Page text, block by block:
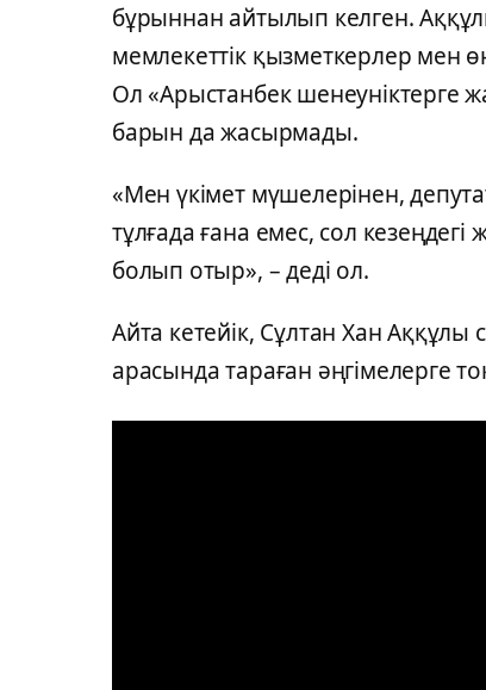
бұрыннан айтылып келген.
мемлекеттік қызметкерлер мен
Ол «Арыстанбек шенеуніктерге
барын да жасырмады.
«Мен үкімет мүшелерінен,
тұлғада ғана емес, сол
болып отыр», – деді ол.
Айта кетейік, Сұлтан Хан
арасында тараған әңгімелерге